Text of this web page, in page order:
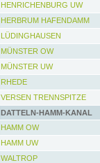
HENRICHENBURG UW
HERBRUM HAFENDAMM
LÜDINGHAUSEN
MÜNSTER OW
MÜNSTER UW
RHEDE
VERSEN TRENNSPITZE
DATTELN-HAMM-KANAL
HAMM OW
HAMM UW
WALTROP